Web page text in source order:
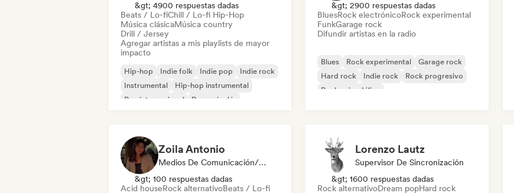
&gt; 4900 respuestas dadas
Beats / Lo-fiChill / Lo-fi Hip-Hop
Música clásicaMúsica country
Drill / Jersey
Agregar artistas a mis playlists de mayor
impacto
Hip-hop Indie folk Indie pop
Indie rock
Instrumental
Hip-hop instrumental
Rap internacional
Rap en inglés
&gt; 2900 respuestas dadas
BluesRock electrónicoRock experimental
FunkGarage rock
Difundir artistas en la radio
Blues Rock experimental
Garage rock
Hard rock
Indie rock
Rock progresivo
Rock psicodélico
Zoila Antonio
Medios De Comunicación/Periodista
&gt; 100 respuestas dadas
Acid houseRock alternativoBeats / Lo-fi
Lorenzo Lautz
Supervisor De Sincronización
&gt; 1600 respuestas dadas
Rock alternativoDream popHard rock